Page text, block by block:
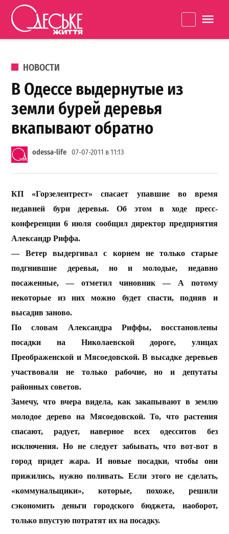
Перейти к содержанию
життя
ОПУБЛИКОВАНО В
НОВОСТИ
В Одессе выдернутые из
земли бурей деревья
вкапывают обратно
odessa-life 07-07-2011 в 11:13
КП «Горзелентрест» спасает упавшие во время
недавней бури деревья. Об этом в ходе пресс-
конференции 6 июля сообщил директор предприятия
Александр Риффа.
— Ветер выдергивал с корнем не только старые
подгнившие деревья, но и молодые, недавно
посаженные, — отметил чиновник — А потому
некоторые из них можно будет спасти, подняв и
высадив заново.
По словам Александра Риффы, восстановлены
посадки на Николаевской дороге, улицах
Преображенской и Мясоедовской. В высадке деревьев
участвовали не только рабочие, но и депутаты
районных советов.
Замечу, что вчера видела, как закапывают в землю
молодое дерево на Мясоедовской. То, что растения
спасают, радует, наверное всех одесситов без
исключения. Но не следует забывать, что вот-вот в
город придет жара. И новые посадки, чтобы они
прижились, нужно поливать. Если этого не сделать,
«коммунальщики», которые, похоже, решили
сэкономить деньги городскогобюджета, наоборот,
тольковпустую потратят их напосадку.